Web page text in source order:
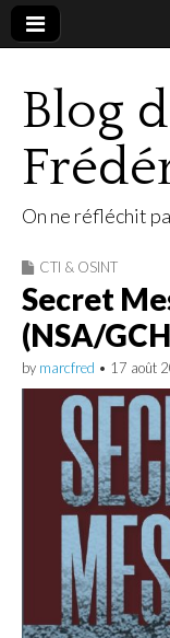
Blog
On ne réfléchit
CTI & OSINT
Secret
(NSA/
by marcfred • 17 août